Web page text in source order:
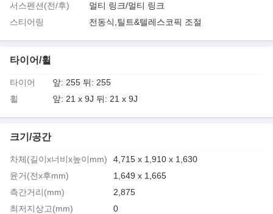
서스펜션(전/후)
멀티 링크/멀티 링크
스티어링
전동식,틸트&텔레스코픽 조절
타이어/휠
타이어
앞: 255 뒤: 255
휠
앞: 21 x 9J 뒤: 21 x 9J
크기/공간
차체(길이x너비x높이mm)
4,715 x 1,910 x 1,630
윤거(전x후mm)
1,649 x 1,665
측간거리(mm)
2,875
최저지상고(mm)
0